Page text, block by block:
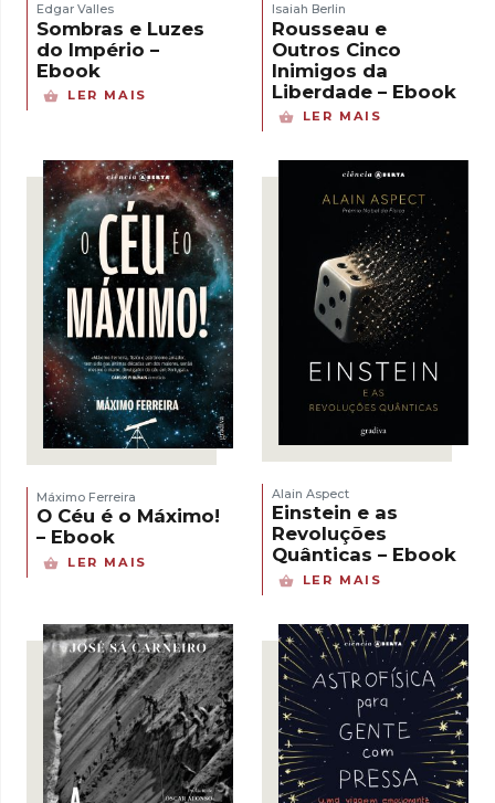
Edgar Valles
Sombras e Luzes
do Império –
Ebook
LER MAIS
Isaiah Berlin
Rousseau e
Outros Cinco
Inimigos da
Liberdade – Ebook
LER MAIS
Máximo Ferreira
O Céu é o Máximo!
– Ebook
LER MAIS
Alain Aspect
Einstein e as
Revoluções
Quânticas – Ebook
LER MAIS